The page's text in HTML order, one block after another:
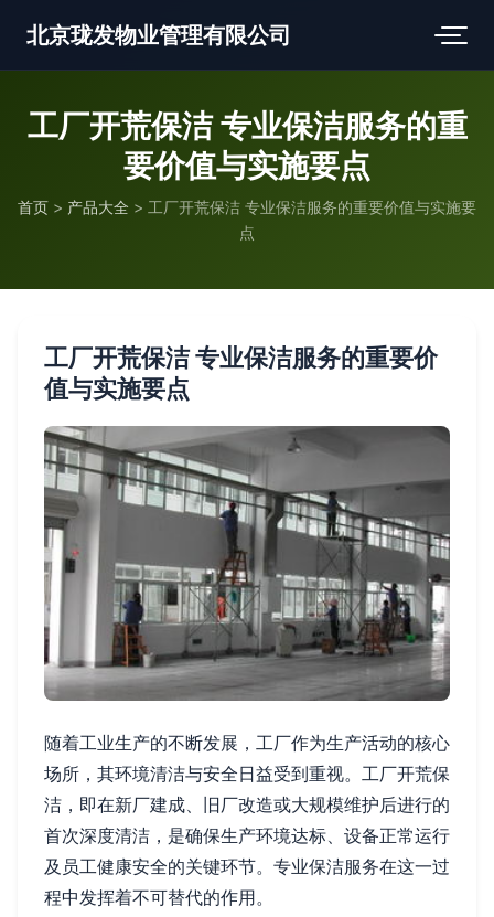
北京珑发物业管理有限公司
工厂开荒保洁 专业保洁服务的重
要价值与实施要点
首页 > 产品大全 > 工厂开荒保洁 专业保洁服务的重要价值与实施要
点
工厂开荒保洁 专业保洁服务的重要价
值与实施要点
随着工业生产的不断发展，工厂作为生产活动的核心
场所，其环境清洁与安全日益受到重视。工厂开荒保
洁，即在新厂建成、旧厂改造或大规模维护后进行的
首次深度清洁，是确保生产环境达标、设备正常运行
及员工健康安全的关键环节。专业保洁服务在这一过
程中发挥着不可替代的作用。